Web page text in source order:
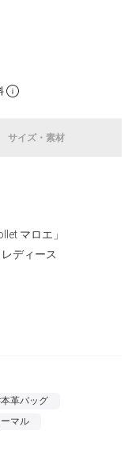
サイズ・素材
マロエ」
ディース
続けています。
る、シンプルなサブ
革バッグ
マル